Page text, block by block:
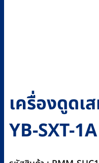
เครื่องดูดเ
YB-SXT-1A